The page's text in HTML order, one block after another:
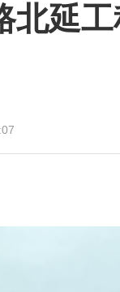
北延